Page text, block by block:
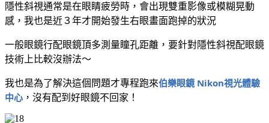
隱性斜視通常是在眼睛疲勞時，會出現雙重影像或模糊晃動
感，我也是近３年才開始發生右眼畫面跑掉的狀況
一般眼鏡行配眼鏡頂多測量瞳孔距離，要針對隱性斜視配眼鏡
技術上比較沒辦法～
我也是為了解決這個問題才專程跑來伯樂眼鏡 Nikon視光體驗
中心 ，沒有配到好眼鏡不回家！